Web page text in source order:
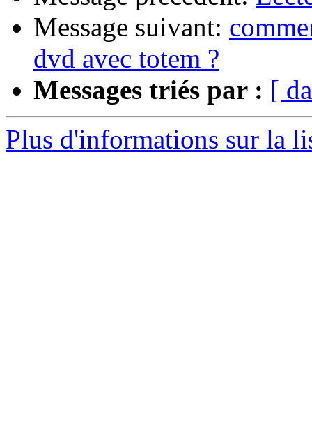
Message suivant:
dvd avec totem ?
Messages triés par : [
Plus d'informations sur la